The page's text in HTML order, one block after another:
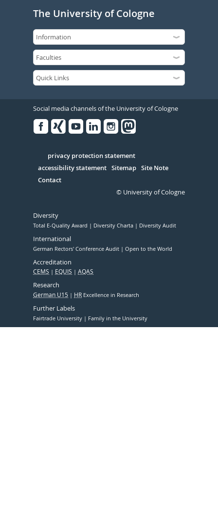
The University of Cologne
Social media channels of the University of Cologne
Serivce
privacy protection statement
accessibility statement Sitemap Site Note
Contact
© University of Cologne
Diversity
Total E-Quality Award Diversity Charta Diversity Audit
International
German Rectors' Conference Audit Open to the World
Accreditation
CEMS EQUIS AQAS
Research
German U15 HR Excellence in Research
Further Labels
Fairtrade University Family in the University